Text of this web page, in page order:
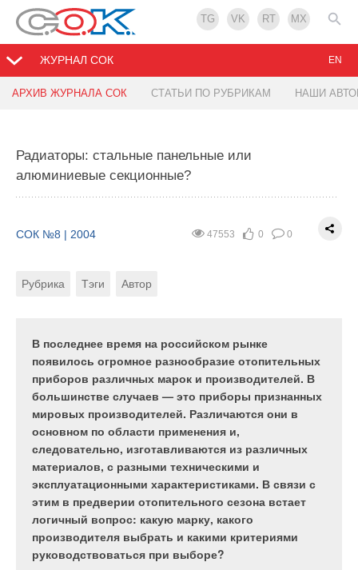
TG VK RT MX
ЖУРНАЛ СОК
АРХИВ ЖУРНАЛА СОК СТАТЬИ ПО РУБРИКАМ НАШИ
EN
Радиаторы: стальные панельные или
алюминиевые секционные?
47553 0 0
СОК №8 | 2004
Рубрика Тэги Автор
В последнее время на российском рынке
появилось огромное разнообразие отопительных
приборов различных марок и производителей. В
большинстве случаев — это приборы признанных
мировых производителей. Различаются они в
основном по области применения и,
следовательно, изготавливаются из различных
материалов, с разными техническими и
эксплуатационными характеристиками. В связи с
этим в предверии отопительного сезона встает
логичный вопрос: какую марку, какого
производителя выбрать и какими критериями
руководствоваться при выборе?
СОК №8 | 2004
Рубрика Автор
Экологические аспекты вентиляции
воздушной среды в производственных цехах,
например, там где ведутся сварочные работы.
Вредные вещества, выделяющиеся при сварке,
состоят из газов и аэрозолей, некоторые частицы
которых настолько малы, что проникая через
легочную ткань, попадают в кровь. Сварочный
дым содержит частицы окислов железа, цинка,
кадмия, марганца, а также фтора, асбеста, никеля,
хрома, меди и пр. В результате их воздействия
раздражаются слизистые оболочки глаза,
возникают аллергические заболевания, сидероз,
отек легких, головные боли и боли в груди,
разрушаются почки и печень, появляются раковые
СОК №8 | 2004
Рубрика Тэги
В статье рассматриваются широко используемые
автоматизации этих схем. Речь идет о
совершенствовании гидравлических схем, а
точнее, о преобразовании одной схемы в другую,
более качественную, надежную и легко
управляемую.
Рис. 1. Классическая
гидравлическая схема
водогрейной котельной